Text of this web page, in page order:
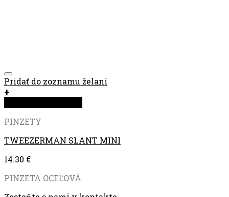
Pridať do zoznamu želaní
+
PINZETY
TWEEZERMAN SLANT MINI
14.30 €
PINZETA OCEĽOVÁ